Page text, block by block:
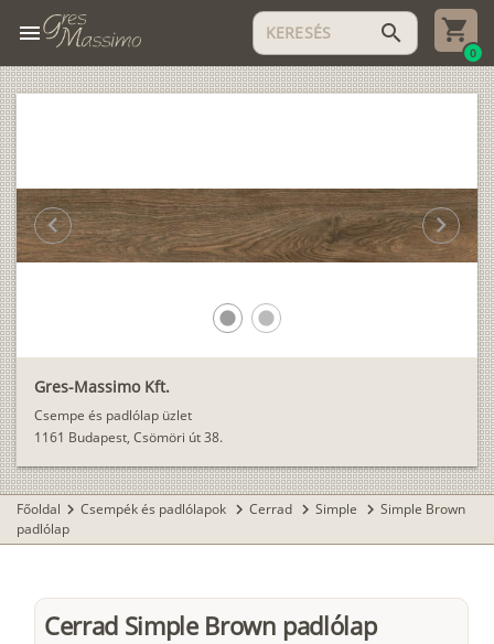
menu search
0
Gres-Massimo Kft.
Csempe és padlólap üzlet
1161 Budapest, Csömöri út 38.
lens lens
chevron_left chevron_right
Főoldal chevron_right Csempék és padlólapok chevron_right Cerrad chevron_right Simple chevron_right Simple Brown
padlólap
Cerrad Simple Brown padlólap